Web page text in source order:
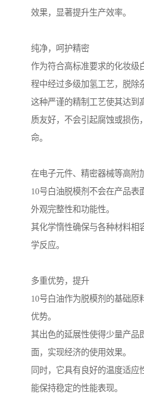
效果，显著提升生产效率。
纯净，呵护精密
作为符合高标准要求的化妆级
程中经过多级加氢工艺，脱除
这种严谨的精制工艺使其达到
质友好，不会引起腐蚀或损伤
命。
在电子元件、精密器械等高附
10号白油脱模剂不会在产品表
外观完整性和功能性。
其化学惰性确保与各种材料相
学反应。
多重优势，提升
10号白油作为脱模剂的基础原
优势。
其出色的延展性使得少量产品
面，实现经济的使用效果。
同时，它具有良好的温度适应
能保持稳定的性能表现。